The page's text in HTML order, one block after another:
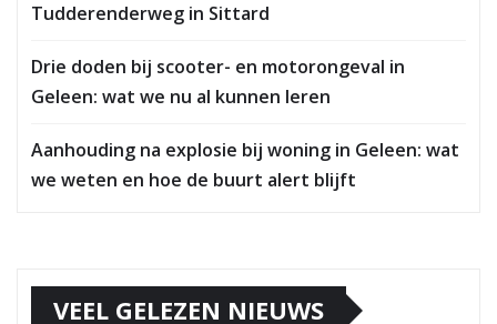
Tudderenderweg in Sittard
Drie doden bij scooter- en motorongeval in
Geleen: wat we nu al kunnen leren
Aanhouding na explosie bij woning in Geleen: wat
we weten en hoe de buurt alert blijft
VEEL GELEZEN NIEUWS